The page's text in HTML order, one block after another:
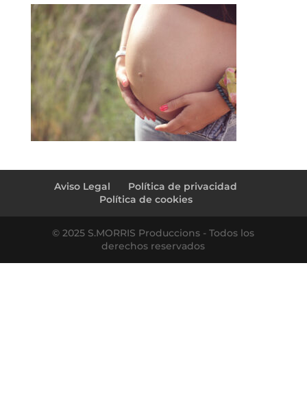
Aviso Legal
Política de privacidad
Política de cookies
© 2025 S.MORRIS Produccions - Todos los
derechos reservados